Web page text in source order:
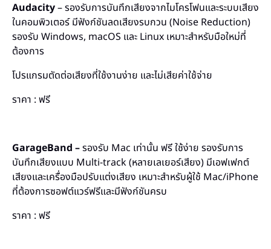
Audacity– รองรับการบันทึกเสียงจากไมโครโฟนและระบบเสียง
ในคอมพิวเตอร์ มีฟังก์ชันลดเสียงรบกวน (Noise Reduction)
รองรับ Windows, macOS และ Linux เหมาะสำหรับมือใหม่ที่
ต้องการ
โปรแกรมตัดต่อเสียงที่ใช้งานง่าย และไม่เสียค่าใช้จ่าย
ราคา : ฟรี
GarageBand –รองรับ Mac เท่านั้น ฟรี ใช้ง่าย รองรับการ
บันทึกเสียงแบบ Multi-track (หลายเลเยอร์เสียง) มีเอฟเฟกต์
เสียงและเครื่องมือปรับแต่งเสียง เหมาะสำหรับผู้ใช้ Mac/iPhone
ที่ต้องการซอฟต์แวร์ฟรีและมีฟังก์ชันครบ
ราคา : ฟรี